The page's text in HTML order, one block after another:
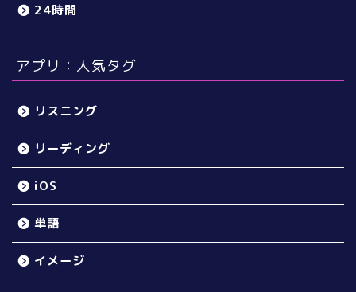
24時間
アプリ：人気タグ
リスニング
リーディング
iOS
単語
イメージ